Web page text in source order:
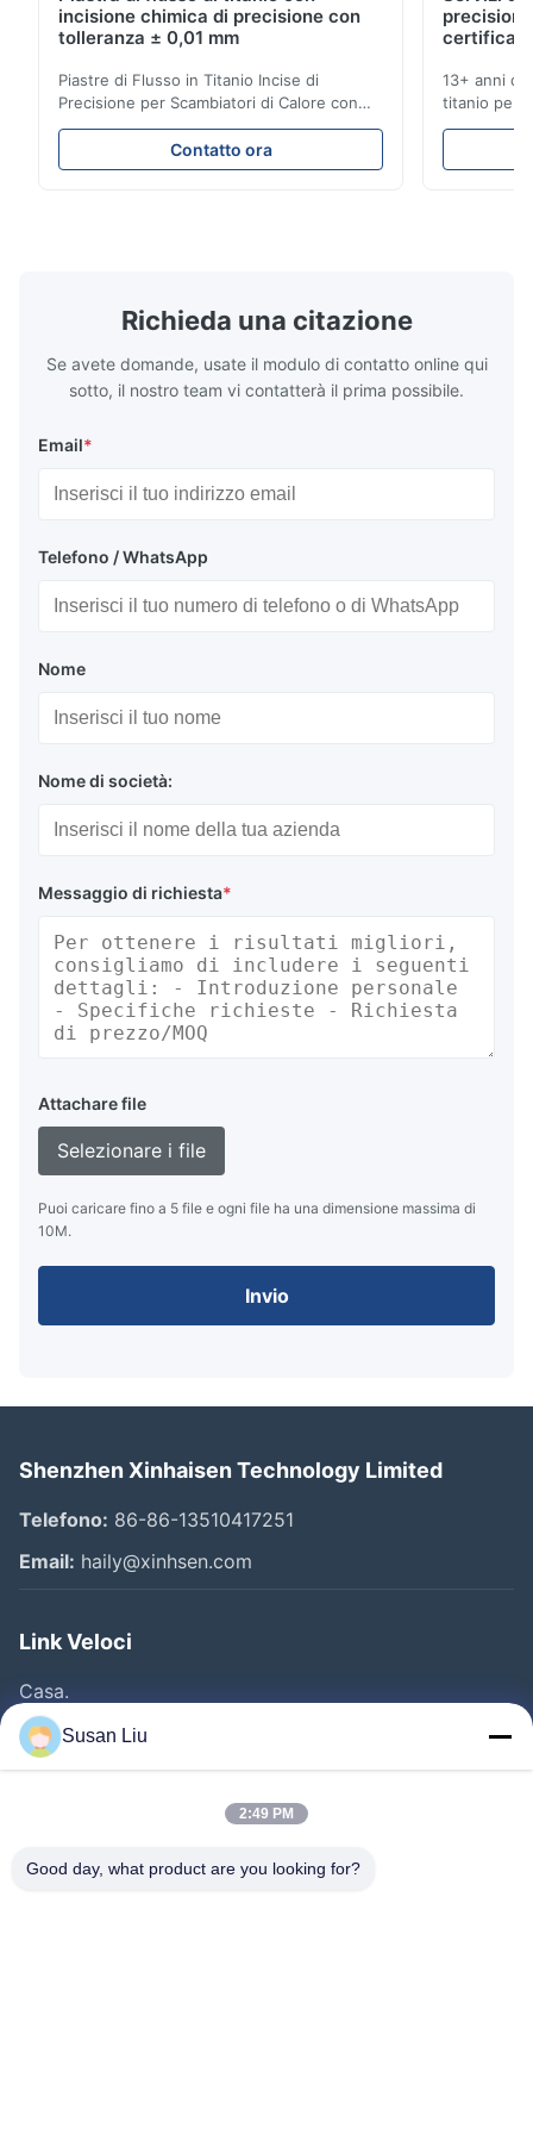
Very good quality product, and great service, would definitely
Aaron
Dec 10.2025
incisione chimica di precisione con
tolleranza ± 0,01 mm
Piastre di Flusso in Titanio Incise di
Precisione per Scambiatori di Calore con
Elevata Resistenza alla Corrosione
Panoramica delle Piastre di FlussoXinhaisen
Technology è specializzata nella
Contatto ora
certificati
13+ anni di
titanio per
mediche e
competitivi.
Richieda una citazione
Se avete domande, usate il modulo di contatto online qui
sotto, il nostro team vi contatterà il prima possibile.
Email*
Telefono / WhatsApp
Nome
Nome di società:
Messaggio di richiesta*
Attachare file
Selezionare i file
Puoi caricare fino a 5 file e ogni file ha una dimensione massima di
10M.
Invio
Shenzhen Xinhaisen Technology Limited
Telefono: 86-86-13510417251
Email: haily@xinhsen.com
Link Veloci
Casa.
Prodotti
Video
Fatory Tour
Susan Liu
2:49 PM
Good day, what product are you looking for?